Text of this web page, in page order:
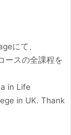
にて、
ースの全課程を
in Life
in UK. Thank